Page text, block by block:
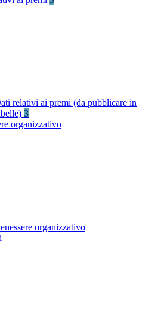
relativi ai premi (da pubblicare in
3
organizzativo
organizzativo